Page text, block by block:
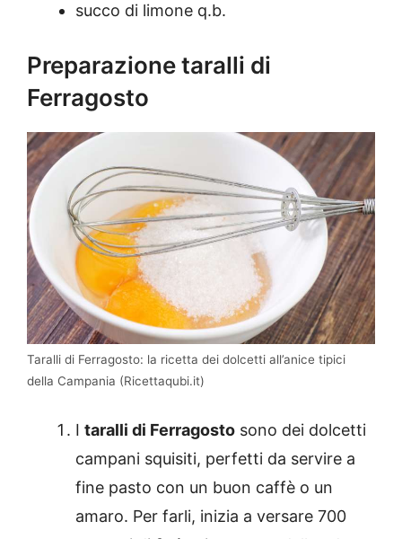
succo di limone q.b.
Preparazione taralli di
Ferragosto
Taralli di Ferragosto: la ricetta dei dolcetti all’anice tipici
della Campania (Ricettaqubi.it)
I taralli di Ferragosto sono dei dolcetti
campani squisiti, perfetti da servire a
fine pasto con un buon caffè o un
amaro. Per farli, inizia a versare 700